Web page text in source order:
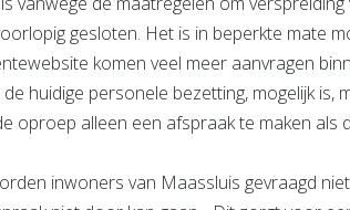
gesloten. Het is in beperkte mate
komen veel meer aanvragen
huidige personele bezetting, mogelijk
oproep alleen een afspraak te maken als
inwoners van Maassluis gevraagd